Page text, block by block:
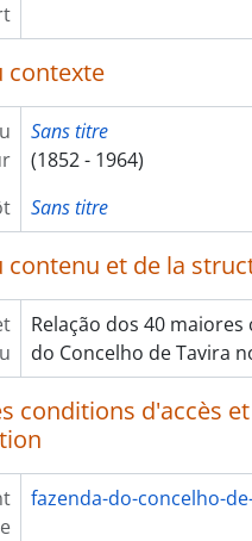
contexte
Sans titre
(1852 - 1964)
Sans titre
contenu et de la
Relação dos 40
do Concelho de Tavira
conditions d'accès et
fazenda-do-concelho-